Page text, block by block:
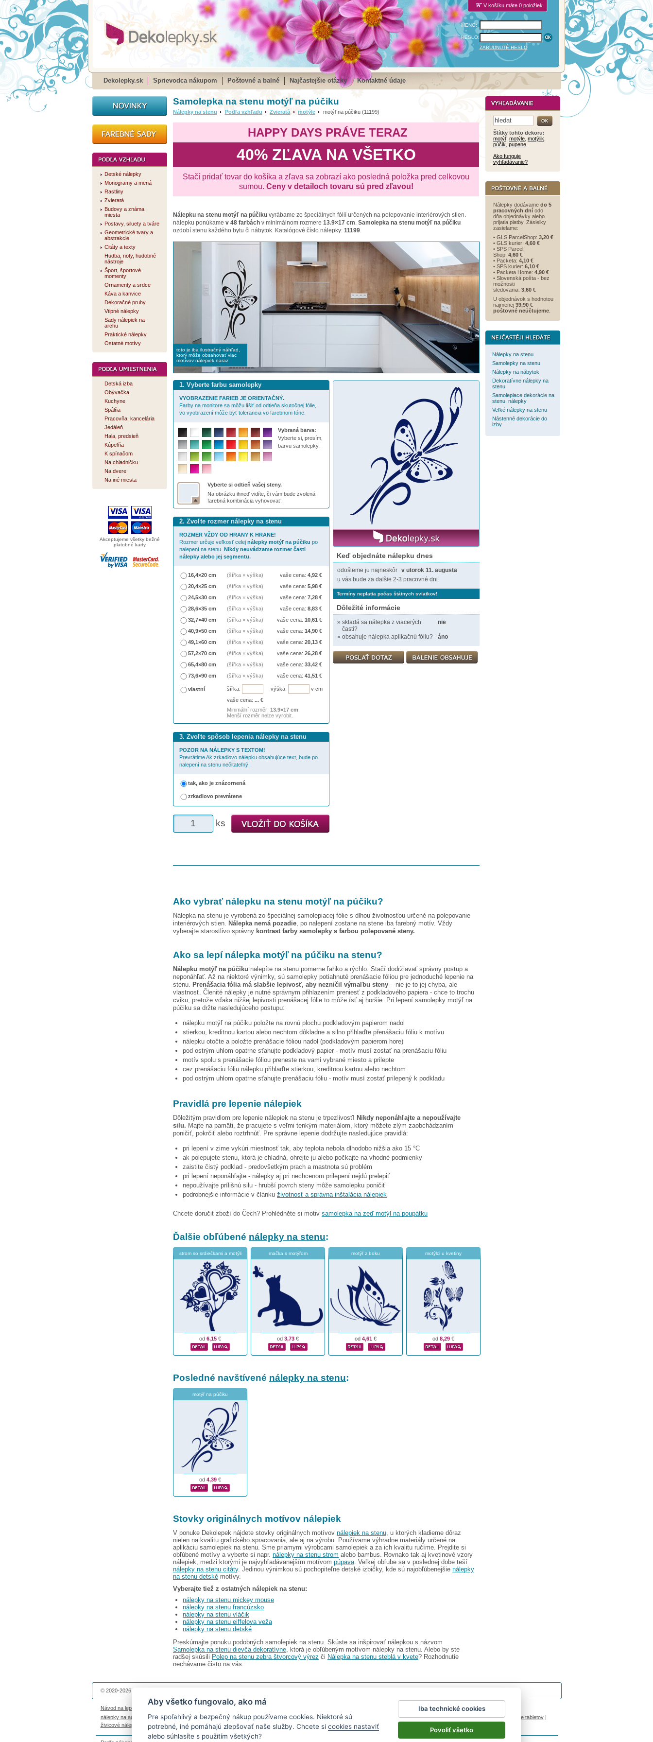
V košíku máte 0 položiek
MENO:
HESLO:
ZABUDNUTÉ HESLO
Dekolepky.sk Sprievodca nákupom Poštovné a balné Najčastejšie otázky Kontaktné údaje
Detské nálepky
Monogramy a mená
Rastliny
Zvieratá
Budovy a známa
miesta
Postavy, siluety a tváre
Geometrické tvary a
abstrakcie
Citáty a texty
Hudba, noty, hudobné
nástroje
Šport, športové
momenty
Ornamenty a srdce
Káva a kanvice
Dekoračné pruhy
Vtipné nálepky
Sady nálepiek na
archu
Praktické nálepky
Ostatné motívy
Detská izba
Obývačka
Kuchyne
Spálňa
Pracovňa, kancelária
Jedáleň
Hala, predsieň
Kúpeľňa
K spínačom
Na chladničku
Na dvere
Na iné miesta
Akceptujeme všetky bežné
platobné karty
Samolepka na stenu motýľ na púčiku
Nálepky na stenu Podľa vzhľadu Zvieratá motýle motýľ na púčiku (11199)
HAPPY DAYS PRÁVE TERAZ
40% ZĽAVA NA VŠETKO
Stačí pridať tovar do košíka a zľava sa zobrazí ako posledná položka pred celkovou
sumou. Ceny v detailoch tovaru sú pred zľavou!
Nálepku na stenu motýľ na púčiku vyrábame zo špeciálnych fólií určených na polepovanie interiérových stien.
nálepku ponúkame v 48 farbách v minimálnom rozmere 13.9×17 cm. Samolepka na stenu motýľ na púčiku
ozdobí stenu každého bytu či nábytok. Katalógové číslo nálepky: 11199.
toto je iba ilustračný náhľad,
ktorý môže obsahovať viac
motívov nálepiek naraz
Keď objednáte nálepku dnes
odošleme ju najneskôr v utorok 11. augusta
u vás bude za dalšie 2-3 pracovné dni.
Termíny neplatia počas štátnych sviatkov!
Dôležité informácie
» skladá sa nálepka z viacerých
častí?
nie
» obsahuje nálepka aplikačnú fóliu? áno
1. Vyberte farbu samolepky
VYOBRAZENIE FARIEB JE ORIENTAČNÝ.
Farby na monitore sa môžu líšiť od odtieňa skutočnej fólie,
vo vyobrazení môže byť tolerancia vo farebnom tóne.
Vybraná barva:
Vyberte si, prosím,
barvu samolepky.
Vyberte si odtieň vašej steny.
Na obrázku ihneď vidíte, či vám bude zvolená
farebná kombinácia vyhovovať.
2. Zvoľte rozmer nálepky na stenu
ROZMER VŽDY OD HRANY K HRANE!
Rozmer určuje veľkosť celej nálepky motýľ na púčiku po
nalepení na stenu. Nikdy neuvádzame rozmer časti
nálepky alebo jej segmentu.
16,4×20 cm (šířka × výška) vaše cena: 4,92 €
20,4×25 cm
(šířka × výška) vaše cena: 5,98 €
24,5×30 cm
(šířka × výška) vaše cena: 7,28 €
28,6×35 cm
(šířka × výška) vaše cena: 8,83 €
32,7×40 cm
(šířka × výška) vaše cena: 10,61 €
40,9×50 cm
(šířka × výška) vaše cena: 14,90 €
49,1×60 cm
(šířka × výška) vaše cena: 20,13 €
57,2×70 cm
(šířka × výška) vaše cena: 26,28 €
65,4×80 cm
(šířka × výška) vaše cena: 33,42 €
73,6×90 cm
(šířka × výška) vaše cena: 41,51 €
vlastní šířka: výška:
v cm
vaše cena: ... €
Minimální rozměr: 13.9×17 cm.
Menší rozměr nelze vyrobit.
3. Zvoľte spôsob lepenia nálepky na stenu
POZOR NA NÁLEPKY S TEXTOM!
Prevrátime Ak zrkadlovo nálepku obsahujúce text, bude po
nalepení na stenu nečitateľný.
tak, ako je znázornená
zrkadlovo prevrátene
ks
Ako vybrať nálepku na stenu motýľ na púčiku?
Nálepka na stenu je vyrobená zo špeciálnej samolepiacej fólie s dlhou životnosťou určené na polepovanie
interiérových stien. Nálepka nemá pozadie, po nalepení zostane na stene iba farebný motív. Vždy
vyberajte starostlivo správny kontrast farby samolepky s farbou polepované steny.
Ako sa lepí nálepka motýľ na púčiku na stenu?
Nálepku motýľ na púčiku nalepíte na stenu pomerne ľahko a rýchlo. Stačí dodržiavať správny postup a
neponáhľať. Až na niektoré výnimky, sú samolepky potiahnuté prenášacie fóliou pre jednoduché lepenie na
stenu. Prenášacia fólia má slabšie lepivosť, aby nezničil výmaľbu steny – nie je to jej chyba, ale
vlastnosť. Členité nálepky je nutné správnym přihlazením preniesť z podkladového papiera - chce to trochu
cviku, pretože vďaka nižšej lepivosti prenášacej fólie to môže ísť aj horšie. Pri lepení samolepky motýľ na
púčiku sa držte nasledujúceho postupu:
nálepku motýľ na púčiku položte na rovnú plochu podkladovým papierom nadol
stierkou, kreditnou kartou alebo nechtom dôkladne a silno přihlaďte přenášaciu fóliu k motívu
nálepku otočte a položte prenášacie fóliou nadol (podkladovým papierom hore)
pod ostrým uhlom opatrne sťahujte podkladový papier - motív musí zostať na prenášaciu fóliu
motív spolu s prenášacie fóliou preneste na vami vybrané miesto a prilepte
cez prenášaciu fóliu nálepku přihlaďte stierkou, kreditnou kartou alebo nechtom
pod ostrým uhlom opatrne sťahujte prenášaciu fóliu - motív musí zostať prilepený k podkladu
Pravidlá pre lepenie nálepiek
Dôležitým pravidlom pre lepenie nálepiek na stenu je trpezlivosť! Nikdy neponáhľajte a nepoužívajte
silu. Majte na pamäti, že pracujete s veľmi tenkým materiálom, ktorý môžete zlým zaobchádzaním
poničiť, pokrčiť alebo roztrhnúť. Pre správne lepenie dodržujte nasledujúce pravidlá:
pri lepení v zime vykúri miestnosť tak, aby teplota nebola dlhodobo nižšia ako 15 °C
ak polepujete stenu, ktorá je chladná, ohrejte ju alebo počkajte na vhodné podmienky
zaistite čistý podklad - predovšetkým prach a mastnota sú problém
pri lepení neponáhľajte - nálepky aj pri nechcenom prilepení nejdú prelepiť
nepoužívajte prílišnú silu - hrubší povrch steny môže samolepku poničiť
podrobnejšie informácie v článku životnosť a správna inštalácia nálepiek
Chcete doručit zboží do Čech? Prohlédněte si motiv samolepka na zeď motýl na poupátku
Ďalšie obľúbené nálepky na stenu:
strom so srdiečkami a motýli
od 6,15 €
mačka s motýľom
od 3,73 €
motýľ z boku
od 4,61 €
motýlci u kvetiny
od 8,29 €
Posledné navštívené nálepky na stenu:
motýľ na púčiku
od 4,39 €
Stovky originálnych motívov nálepiek
V ponuke Dekolepek nájdete stovky originálnych motívov nálepiek na stenu, u ktorých kladieme dôraz
nielen na kvalitu grafického spracovania, ale aj na výrobu. Používame výhradne materiály určené na
aplikáciu samolepiek na stenu. Sme priamymi výrobcami samolepiek a za ich kvalitu ručíme. Prejdite si
obľúbené motívy a vyberte si napr. nálepky na stenu strom alebo bambus. Rovnako tak aj kvetinové vzory
nálepiek, medzi ktorými je najvyhľadávanejším motívom púpava. Veľkej obľube sa v poslednej dobe teší
nálepky na stenu citáty. Jedinou výnimkou sú pochopiteľne detské izbičky, kde sú najobľúbenejšie nálepky
na stenu detské motívy.
Vyberajte tiež z ostatných nálepiek na stenu:
nálepky na stenu mickey mouse
nálepky na stenu francúzsko
nálepky na stenu vláčik
nálepky na stenu eiffelova veža
nálepky na stenu detské
Preskúmajte ponuku podobných samolepiek na stenu. Skúste sa inšpirovať nálepkou s názvom
Samolepka na stenu dievča dekoratívne, ktorá je obľúbeným motívom nálepky na stenu. Alebo by ste
radšej skúsili Polep na stenu zebra štvorcový výrez či Nálepka na stenu steblá v kvete? Rozhodnutie
nechávame čisto na vás.
Štítky tohto dekoru:
motýľ, motýle motýlik
púčik pupene
Ako funguje
vyhľadávanie?
Nálepky dodávame do 5
pracovných dní odo
dňa objednávky alebo
prijatia platby. Zásielky
zasielame:
• GLS ParcelShop: 3,20 €
• GLS kurier: 4,60 €
• SPS Parcel
Shop: 4,60 €
• Packeta: 4,10 €
• SPS kurier: 6,10 €
• Packeta Home: 4,90 €
• Slovenská pošta - bez
možnosti
sledovania: 3,60 €
U objednávok s hodnotou
najmenej 39,90 €
poštovné neúčtujeme
Nálepky na stenu
Samolepky na stenu
Nálepky na nábytok
Dekoratívne nálepky na
stenu
Samolepiace dekorácie na
stenu, nálepky
Veľké nálepky na stenu
Nástenné dekorácie do
izby
© 2020-2026 Dekolepky.sk prevádzkuje
Návod na lepenie Životnosť nálepiek na stenu| Magazín Reklamačný poriadok|Impressum
nálepky na auto
magnetky s fotkou|nálepky dieťa v aute|kühlschrankmagnete|logoprinty|magnesy ze zdjęciem samolepky na zeď|hodinový manžel česká lípa|porovnanie tabletov|
živicové nálepky
fotokalendáre
Aby všetko fungovalo, ako má
Pre spoľahlivý a bezpečný nákup používame cookies. Niektoré sú
potrebné, iné pomáhajú zlepšovať naše služby. Chcete si cookies nastaviť
alebo súhlasíte s použitím všetkých?
Iba technické cookies
Povoliť všetko